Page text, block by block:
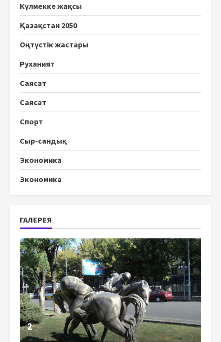
Күлмекке жақсы
Қазақстан 2050
Оңтүстік жастары
Руханият
Саясат
Саясат
Спорт
Сыр-сандық
Экономика
Экономика
ГАЛЕРЕЯ
2